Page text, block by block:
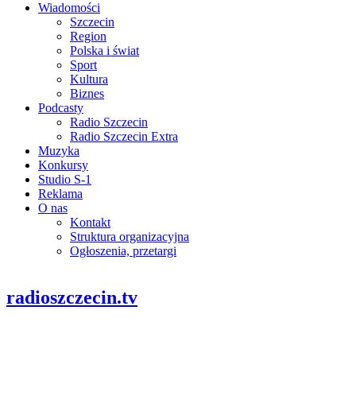
Wiadomości
Szczecin
Region
Polska i świat
Sport
Kultura
Biznes
Podcasty
Radio Szczecin
Radio Szczecin Extra
Muzyka
Konkursy
Studio S-1
Reklama
O nas
Kontakt
Struktura organizacyjna
Ogłoszenia, przetargi
radioszczecin.tv